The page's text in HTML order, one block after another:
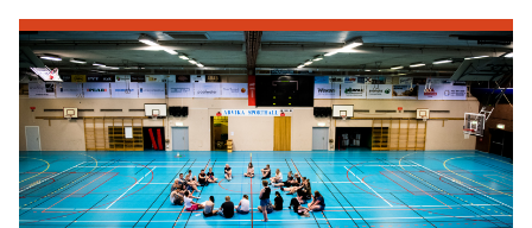
vinnare: …